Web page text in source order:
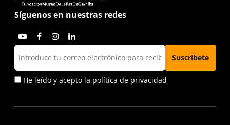
Síguenos en nuestras redes
He leído y acepto la política de privacidad